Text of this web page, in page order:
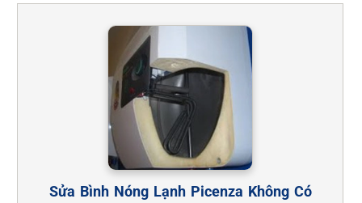
Sửa Bình Nóng Lạnh Picenza Không Có